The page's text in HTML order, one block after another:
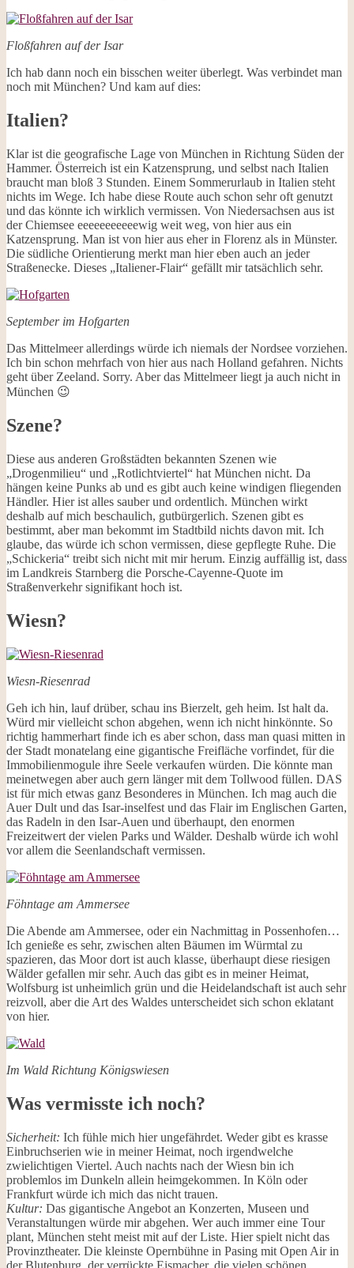
Floßfahren auf der Isar
Ich hab dann noch ein bisschen weiter überlegt. Was verbindet man
noch mit München? Und kam auf dies:
Italien?
Klar ist die geografische Lage von München in Richtung Süden der
Hammer. Österreich ist ein Katzensprung, und selbst nach Italien
braucht man bloß 3 Stunden. Einem Sommerurlaub in Italien steht
nichts im Wege. Ich habe diese Route auch schon sehr oft genutzt
und das könnte ich wirklich vermissen. Von Niedersachsen aus ist
der Chiemsee eeeeeeeeeeewig weit weg, von hier aus ein
Katzensprung. Man ist von hier aus eher in Florenz als in Münster.
Die südliche Orientierung merkt man hier eben auch an jeder
Straßenecke. Dieses „Italiener-Flair“ gefällt mir tatsächlich sehr.
September im Hofgarten
Das Mittelmeer allerdings würde ich niemals der Nordsee vorziehen.
Ich bin schon mehrfach von hier aus nach Holland gefahren. Nichts
geht über Zeeland. Sorry. Aber das Mittelmeer liegt ja auch nicht in
München 😉
Szene?
Diese aus anderen Großstädten bekannten Szenen wie
„Drogenmilieu“ und „Rotlichtviertel“ hat München nicht. Da
hängen keine Punks ab und es gibt auch keine windigen fliegenden
Händler. Hier ist alles sauber und ordentlich. München wirkt
deshalb auf mich beschaulich, gutbürgerlich. Szenen gibt es
bestimmt, aber man bekommt im Stadtbild nichts davon mit. Ich
glaube, das würde ich schon vermissen, diese gepflegte Ruhe. Die
„Schickeria“ treibt sich nicht mit mir herum. Einzig auffällig ist, dass
im Landkreis Starnberg die Porsche-Cayenne-Quote im
Straßenverkehr signifikant hoch ist.
Wiesn?
Wiesn-Riesenrad
Geh ich hin, lauf drüber, schau ins Bierzelt, geh heim. Ist halt da.
Würd mir vielleicht schon abgehen, wenn ich nicht hinkönnte. So
richtig hammerhart finde ich es aber schon, dass man quasi mitten in
der Stadt monatelang eine gigantische Freifläche vorfindet, für die
Immobilienmogule ihre Seele verkaufen würden. Die könnte man
meinetwegen aber auch gern länger mit dem Tollwood füllen. DAS
ist für mich etwas ganz Besonderes in München. Ich mag auch die
Auer Dult und das Isar-inselfest und das Flair im Englischen Garten,
das Radeln in den Isar-Auen und überhaupt, den enormen
Freizeitwert der vielen Parks und Wälder. Deshalb würde ich wohl
vor allem die Seenlandschaft vermissen.
Föhntage am Ammersee
Die Abende am Ammersee, oder ein Nachmittag in Possenhofen…
Ich genieße es sehr, zwischen alten Bäumen im Würmtal zu
spazieren, das Moor dort ist auch klasse, überhaupt diese riesigen
Wälder gefallen mir sehr. Auch das gibt es in meiner Heimat,
Wolfsburg ist unheimlich grün und die Heidelandschaft ist auch sehr
reizvoll, aber die Art des Waldes unterscheidet sich schon eklatant
von hier.
Im Wald Richtung Königswiesen
Was vermisste ich noch?
Sicherheit: Ich fühle mich hier ungefährdet. Weder gibt es krasse
Einbruchserien wie in meiner Heimat, noch irgendwelche
zwielichtigen Viertel. Auch nachts nach der Wiesn bin ich
problemlos im Dunkeln allein heimgekommen. In Köln oder
Frankfurt würde ich mich das nicht trauen.
Kultur: Das gigantische Angebot an Konzerten, Museen und
Veranstaltungen würde mir abgehen. Wer auch immer eine Tour
plant, München steht meist mit auf der Liste. Hier spielt nicht das
Provinztheater. Die kleinste Opernbühne in Pasing mit Open Air in
der Blutenburg, der verrückte Eismacher, die vielen schönen